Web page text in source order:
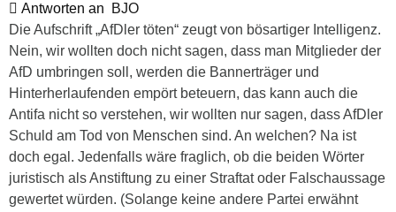
Antworten an
BJO
Die Aufschrift „AfDler töten“ zeugt von bösartiger Intelligenz.
Nein, wir wollten doch nicht sagen, dass man Mitglieder der
AfD umbringen soll, werden die Bannerträger und
Hinterherlaufenden empört beteuern, das kann auch die
Antifa nicht so verstehen, wir wollten nur sagen, dass AfDler
Schuld am Tod von Menschen sind. An welchen? Na ist
doch egal. Jedenfalls wäre fraglich, ob die beiden Wörter
juristisch als Anstiftung zu einer Straftat oder Falschaussage
gewertet würden. (Solange keine andere Partei erwähnt